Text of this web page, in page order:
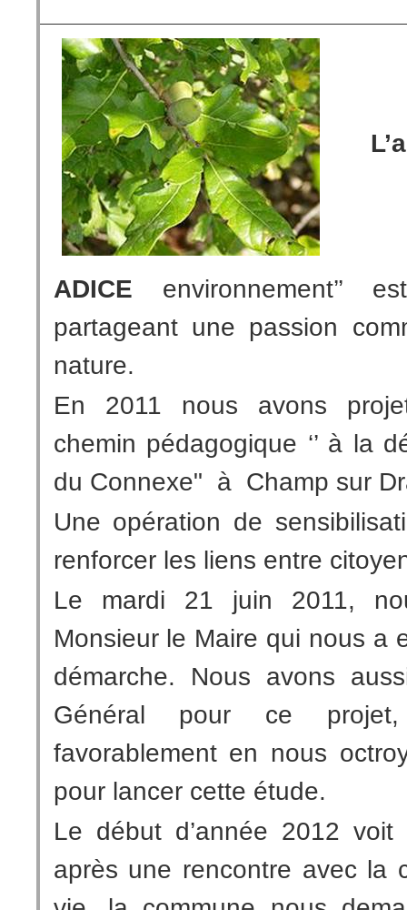
ADICE environnement’’
partageant une passion
nature.
En 2011 nous avons
chemin pédagogique ‘’ à la
du Connexe" àChamp sur
Une opération de
renforcer les liens entre
Le mardi 21 juin 2011,
Monsieur le Maire qui nous a
démarche. Nous avons
Général pour ce
favorablement en nous
pour lancer cette étude.
Le début d’année 2012 voit
après une rencontre avec la